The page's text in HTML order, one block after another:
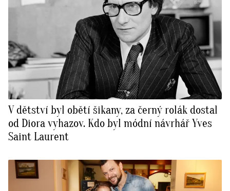
V dětství byl obětí šikany, za černý rolák dostal
od Diora vyhazov. Kdo byl módní návrhář Yves
Saint Laurent